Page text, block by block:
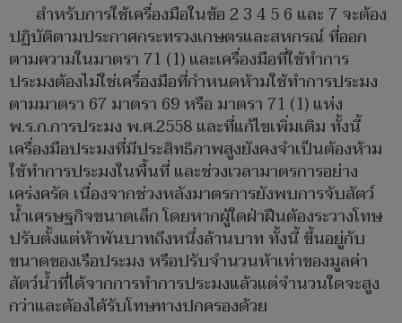
สำหรับการใช้เครื่องมือในข้อ 2 3 4 5 6 และ 7 จะต้อง
ปฏิบัติตามประกาศกระทรวงเกษตรและสหกรณ์ ที่ออก
ตามความในมาตรา 71 (1) และเครื่องมือที่ใช้ทำการ
ประมงต้องไม่ใช่เครื่องมือที่กำหนดห้ามใช้ทำการประมง
ตามมาตรา 67 มาตรา 69 หรือ มาตรา 71 (1) แห่ง
พ.ร.ก.การประมง พ.ศ.2558 และที่แก้ไขเพิ่มเติม ทั้งนี้
เครื่องมือประมงที่มีประสิทธิภาพสูงยังคงจำเป็นต้องห้าม
ใช้ทำการประมงในพื้นที่ และช่วงเวลามาตรการอย่าง
เคร่งครัด เนื่องจากช่วงหลังมาตรการยังพบการจับสัตว์
น้ำเศรษฐกิจขนาดเล็ก โดยหากผู้ใดฝ่าฝืนต้องระวางโทษ
ปรับตั้งแต่ห้าพันบาทถึงหนึ่งล้านบาท ทั้งนี้ ขึ้นอยู่กับ
ขนาดของเรือประมง หรือปรับจำนวนห้าเท่าของมูลค่า
สัตว์น้ำที่ได้จากการทำการประมงแล้วแต่จำนวนใดจะสูง
กว่าและต้องได้รับโทษทางปกครองด้วย